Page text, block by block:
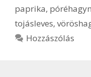
paprika,
tojásleves,
Hozzászólás